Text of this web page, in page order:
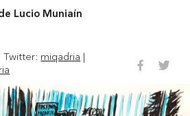
Lucio Muniaín
| Twitter: miqadria |